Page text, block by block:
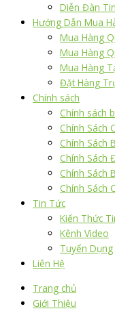
Diễn Đàn
Hướng Dẫn Mua
Mua Hàng
Mua Hàng
Mua Hàng
Đặt Hàng
Chính sách
Chính sách
Chính Sách
Chính Sách
Chính Sách
Chính Sách
Chính Sách
Tin Tức
Kiến Thức
Kênh Video
Tuyển Dụng
Liên Hệ
Trang chủ
Giới Thiệu